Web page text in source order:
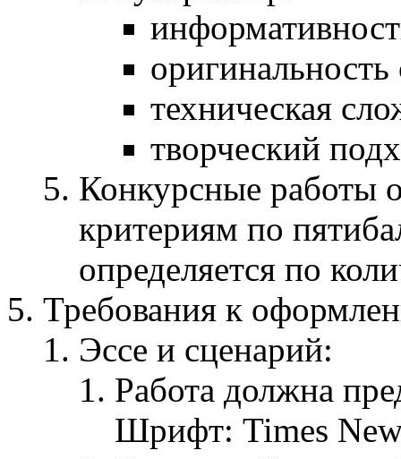
техническая
творческий
Конкурсные работы
критериям по
определяется по
Требования к
Эссе и сценарий:
Работа должна
Шрифт: Times New